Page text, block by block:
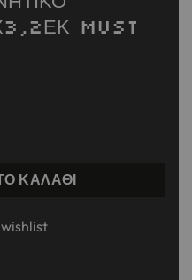
MUST
26Χ9Χ3,2ΕΚ MUST
ΚΑΛΆΘΙ